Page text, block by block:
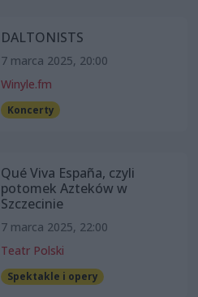
DALTONISTS
7 marca 2025, 20:00
Winyle.fm
Koncerty
Qué Viva España, czyli
potomek Azteków w
Szczecinie
7 marca 2025, 22:00
Teatr Polski
Spektakle i opery